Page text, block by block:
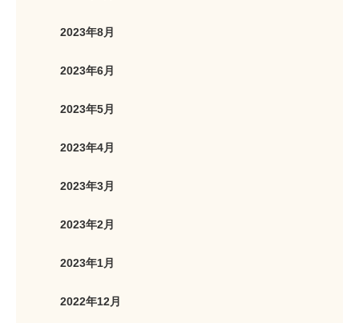
2023年8月
2023年6月
2023年5月
2023年4月
2023年3月
2023年2月
2023年1月
2022年12月